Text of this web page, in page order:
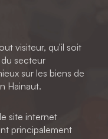
visiteur, qu'il soit
secteur
sur les biens de
Hainaut.
site internet
principalement